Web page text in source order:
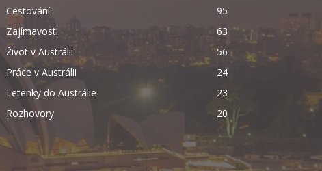
Cestování
95
Zajímavosti
63
Život v Austrálii
56
Práce v Austrálii
24
Letenky do Austrálie
23
Rozhovory
20